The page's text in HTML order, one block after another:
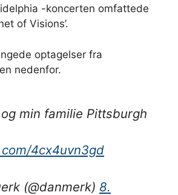
-koncerten omfattede
of Visions’.
optagelser fra
nedenfor.
min familie Pittsburgh
4cx4uvn3gd
(@danmerk) 8.